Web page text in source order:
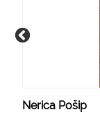
Nerica Pošip